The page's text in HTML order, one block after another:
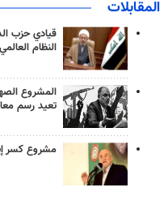
المقابلات
قيادي حزب
النظام
المشروع
تعيد رسم
مشروع كسر